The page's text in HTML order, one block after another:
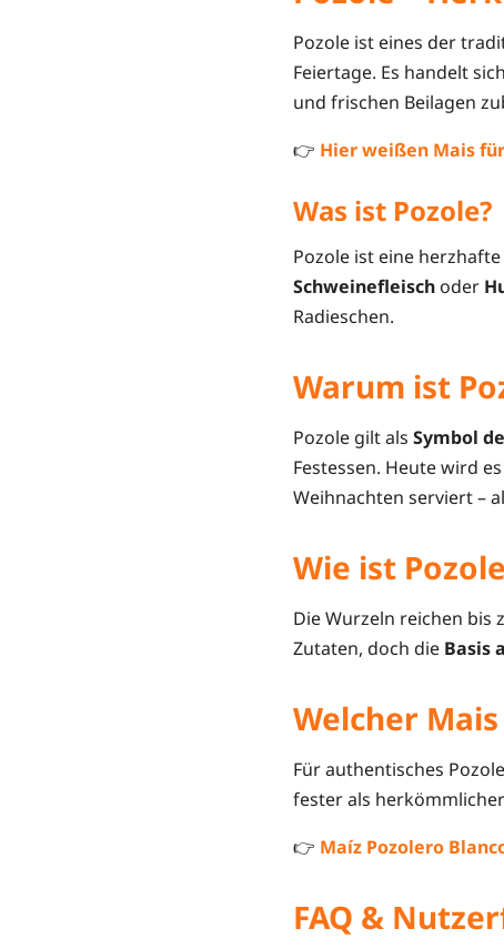
Pozole ist eines der
Feiertage. Es handelt
und frischen Beilagen
👉 Hier weißen Mais
Was ist Pozole?
Pozole ist eine
Schweinefleisch oder
Radieschen.
Warum ist
Pozole gilt als Symbol
Festessen. Heute wird
Weihnachten serviert –
Wie ist
Die Wurzeln reichen bis
Zutaten, doch die Basis
Welcher
Für authentisches
fester als
👉 Maíz Pozolero
FAQ &